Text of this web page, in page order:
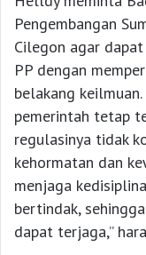
Pengembangan
Cilegon agar
PP dengan
belakang
pemerintah tetap
regulasinya tidak
kehormatan dan
menjaga
bertindak,
dapat terjaga,”